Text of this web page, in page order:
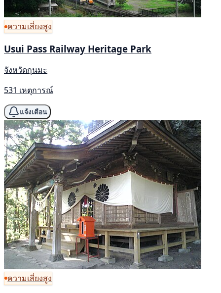
ความเสี่ยงสูง
Usui Pass Railway Heritage Park
จังหวัดกุนมะ
531 เหตุการณ์
แจ้งเตือน
ความเสี่ยงสูง